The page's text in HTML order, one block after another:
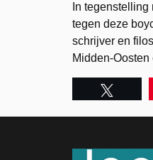
In
tegen deze
schrijver en
Midden-